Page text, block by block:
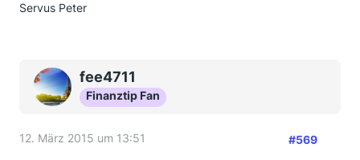
Servus Peter
fee4711
Finanztip Fan
12. März 2015 um 13:51 #569